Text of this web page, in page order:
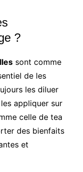
?
sont comme
de les
les diluer
appliquer sur
celle de tea
des bienfaits
et